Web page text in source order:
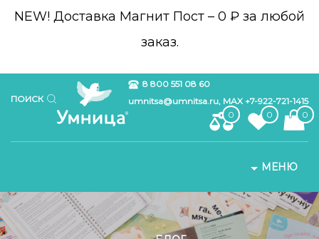
NEW! Доставка Магнит Пост – 0 ₽ за любой
заказ.
ПОИСК
8 800 551 08 60
umnitsa@umnitsa.ru, MAX +7-922-721-1415
0
0 0
МЕНЮ